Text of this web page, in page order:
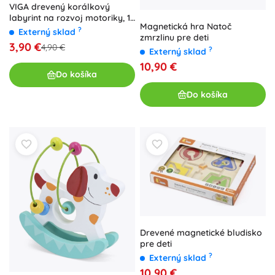
VIGA drevený korálkový
labyrint na rozvoj motoriky, 1
ks Externý sklad ?
3,90 €4,90 €
Do košíka
Magnetická hra Natoč
zmrzlinu pre deti
Externý sklad ?
10,90 €
Do košíka
Drevené magnetické bludisko
pre deti
Externý sklad ?